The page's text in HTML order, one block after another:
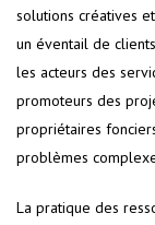
solutions créatives
un éventail de
les acteurs des
promoteurs des
propriétaires
problèmes
La pratique des